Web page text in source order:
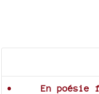
En poésie